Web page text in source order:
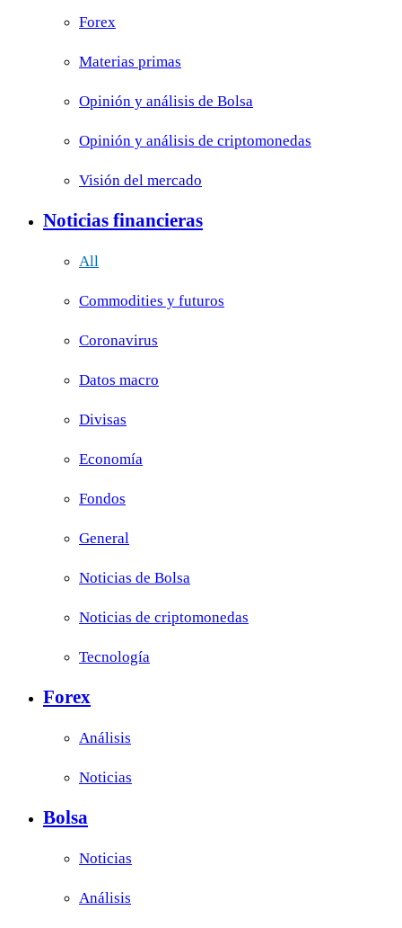
Forex
Materias primas
Opinión y análisis de Bolsa
Opinión y análisis de criptomonedas
Visión del mercado
Noticias financieras
All
Commodities y futuros
Coronavirus
Datos macro
Divisas
Economía
Fondos
General
Noticias de Bolsa
Noticias de criptomonedas
Tecnología
Forex
Análisis
Noticias
Bolsa
Noticias
Análisis